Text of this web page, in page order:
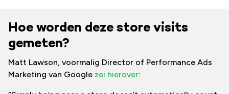
Hoe worden deze store visits
gemeten?
Matt Lawson, voormalig Director of Performance Ads
Marketing van Google zei hierover: